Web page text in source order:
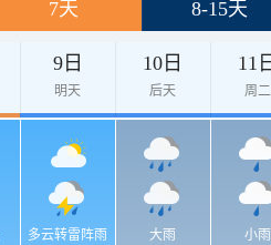
7天 8-15天
9日
明天
10日
后天
11
周二
多云转雷阵雨 大雨 小雨